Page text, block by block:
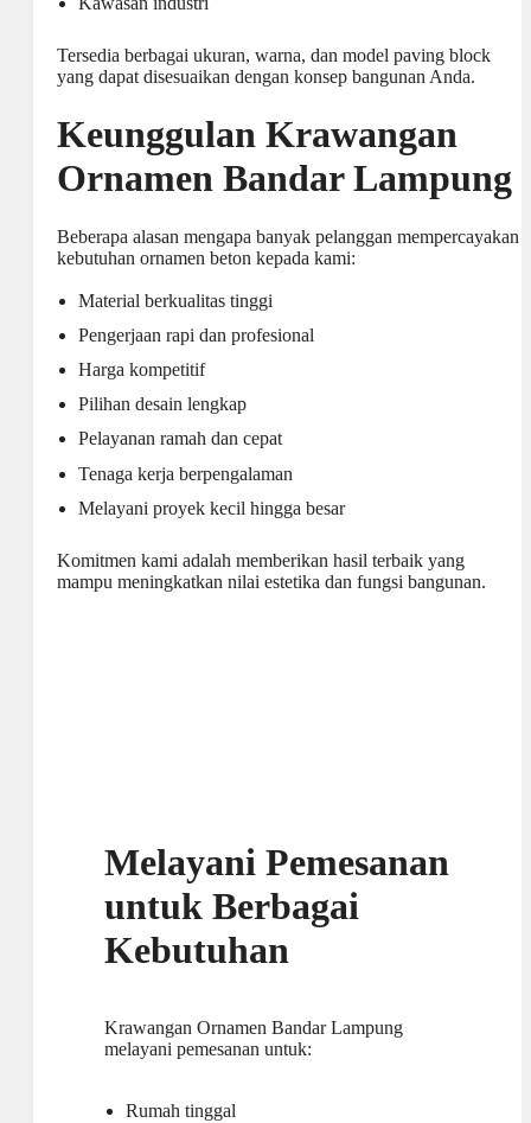
Tersedia berbagai ukuran, warna, dan model paving block
yang dapat disesuaikan dengan konsep bangunan Anda.
Keunggulan Krawangan
Ornamen Bandar Lampung
Beberapa alasan mengapa banyak pelanggan mempercayakan
kebutuhan ornamen beton kepada kami:
Material berkualitas tinggi
Pengerjaan rapi dan profesional
Harga kompetitif
Pilihan desain lengkap
Pelayanan ramah dan cepat
Tenaga kerja berpengalaman
Melayani proyek kecil hingga besar
Komitmen kami adalah memberikan hasil terbaik yang
mampu meningkatkan nilai estetika dan fungsi bangunan.
Melayani Pemesanan
untuk Berbagai
Kebutuhan
Krawangan Ornamen Bandar Lampung
melayani pemesanan untuk:
Rumah tinggal